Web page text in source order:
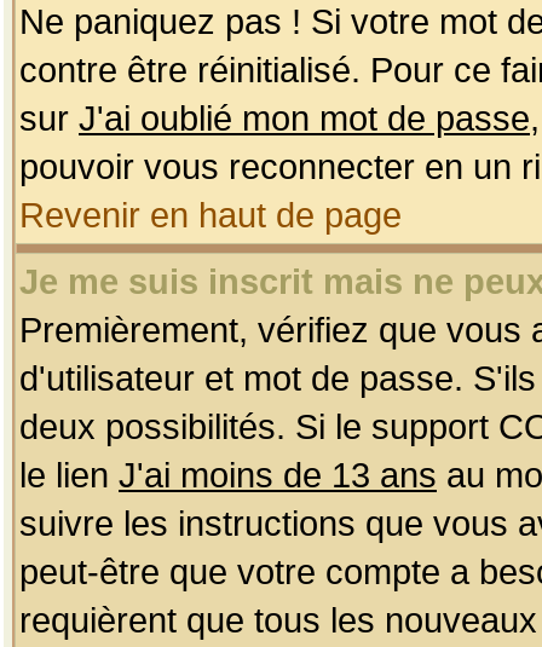
Ne paniquez pas ! Si votre mot
contre être réinitialisé. Pour ce
sur J'ai oublié mon mot de passe
pouvoir vous reconnecter en un
Revenir en haut de page
Je me suis inscrit mais ne
Premièrement, vérifiez que
d'utilisateur et mot de passe.
deux possibilités. Si le support
le lien J'ai moins de 13 ans au
suivre les instructions que vous
peut-être que votre compte a
requièrent que tous les